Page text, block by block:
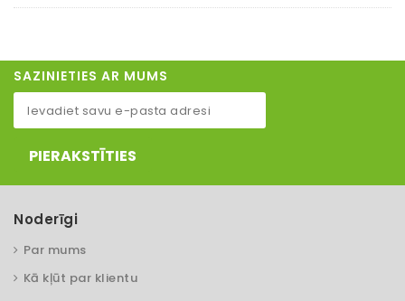
SAZINIETIES AR MUMS
PIERAKSTĪTIES
Noderīgi
Par mums
Kā kļūt par klientu